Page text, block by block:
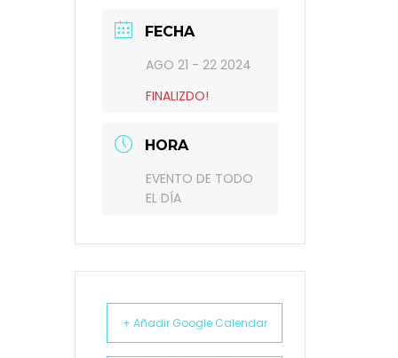
FECHA
AGO 21 - 22 2024
FINALIZDO!
HORA
EVENTO DE TODO
EL DÍA
+ Añadir Google Calendar